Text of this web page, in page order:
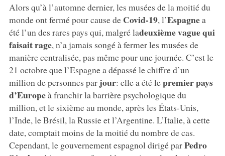
Alors qu’à l’automne dernier, les musées de la moitié du
monde ont fermé pour cause de Covid-19, l’Espagnea
été l’un des rares pays qui, malgré ladeuxième vague qui
faisait rage, n’a jamais songé à fermer les musées de
manière centralisée, pas même pour une journée. C’est le
21 octobre que l’Espagne a dépassé le chiffre d’un
million de personnes par jour: elle a été lepremier pays
d’Europeà franchir la barrière psychologique du
million, et le sixième au monde, après les États-Unis,
l’Inde, le Brésil, la Russie et l’Argentine. L’Italie, à cette
date, comptait moins de la moitié du nombre de cas.
Cependant, le gouvernement espagnol dirigé parPedro